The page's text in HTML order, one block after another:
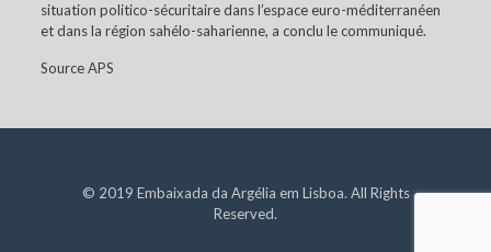
situation politico-sécuritaire dans l’espace euro-méditerranéen
et dans la région sahélo-saharienne, a conclu le communiqué.
Source APS
© 2019 Embaixada da Argélia em Lisboa. All Rights
Reserved.